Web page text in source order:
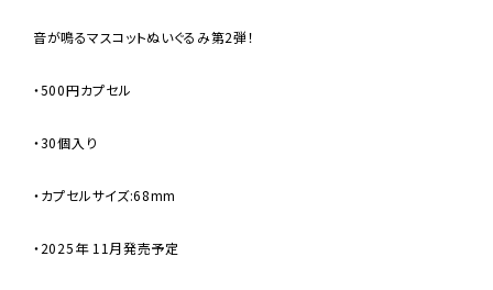
音が鳴るマスコットぬいぐるみ第2弾！
・500円カプセル
・30個入り
・カプセルサイズ:68mm
・2025年 11月発売予定